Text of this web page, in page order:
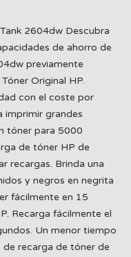
2604dw Descubra
de ahorro de
previamente
Original HP.
con el coste por
imprimir grandes
tóner para 5000
de tóner HP de
recargas. Brinda una
y negros en negrita
fácilmente en 15
Recarga fácilmente el
Un menor tiempo
recarga de tóner de